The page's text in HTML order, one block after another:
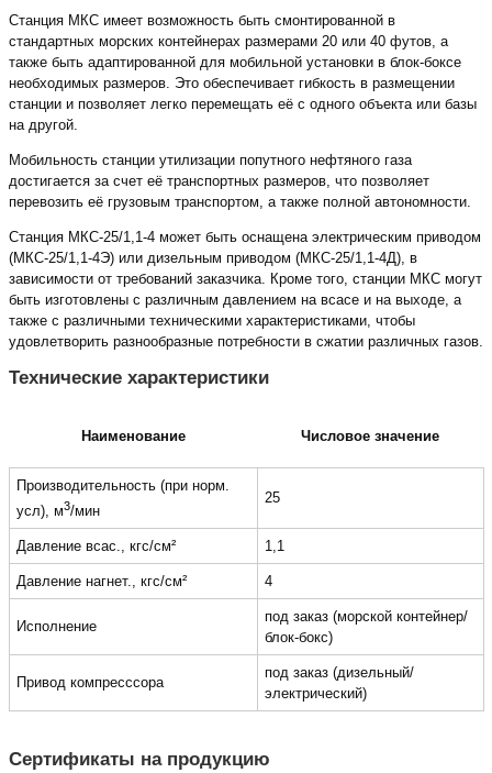
Станция МКС имеет возможность быть смонтированной в
стандартных морских контейнерах размерами 20 или 40 футов, а
также быть адаптированной для мобильной установки в блок-боксе
необходимых размеров. Это обеспечивает гибкость в размещении
станции и позволяет легко перемещать её с одного объекта или базы
на другой.
Мобильность станции утилизации попутного нефтяного газа
достигается за счет её транспортных размеров, что позволяет
перевозить её грузовым транспортом, а также полной автономности.
Станция МКС-25/1,1-4 может быть оснащена электрическим приводом
(МКС-25/1,1-4Э) или дизельным приводом (МКС-25/1,1-4Д), в
зависимости от требований заказчика. Кроме того, станции МКС могут
быть изготовлены с различным давлением на всасе и на выходе, а
также с различными техническими характеристиками, чтобы
удовлетворить разнообразные потребности в сжатии различных газов.
Технические характеристики
Наименование Числовое значение
Производительность (при норм.
усл), м3/мин
25
Давление всас., кгс/см² 1,1
Давление нагнет., кгс/см² 4
Исполнение
под заказ (морской контейнер/
блок-бокс)
Привод компресссора
под заказ (дизельный/
электрический)
Сертификаты на продукцию